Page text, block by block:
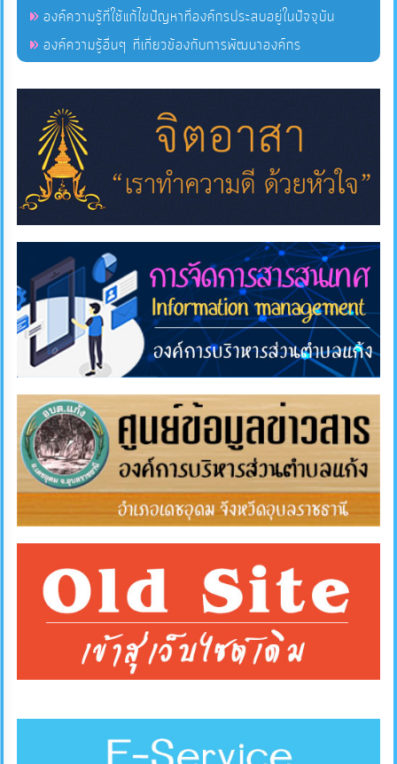
ปี
บริหาร
และ
พัฒนา
ทรัพยากร
บุคคล
ส่ง
เสริม
ความ
โปร่งใส
การ
จัด
ซื้อ
จัด
เงิน
การ
องค์ความรู้ที่ใช้แก้ไขปัญหาที่องค์กรประสบอยู่ในปัจจุบัน
องค์ความรู้อื่นๆ ที่เกี่ยวข้องกับการพัฒนาองค์กร